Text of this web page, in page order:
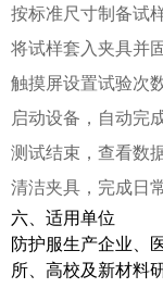
按标准尺寸制备试
将试样套入夹具并
触摸屏设置试验次
启动设备，自动完
测试结束，查看数
清洁夹具，完成日
六、适用单位
防护服生产企业、
所、高校及新材料